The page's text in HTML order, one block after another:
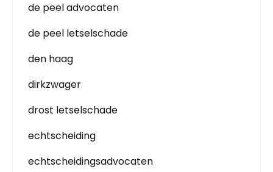
de peel advocaten
de peel letselschade
den haag
dirkzwager
drost letselschade
echtscheiding
echtscheidingsadvocaten